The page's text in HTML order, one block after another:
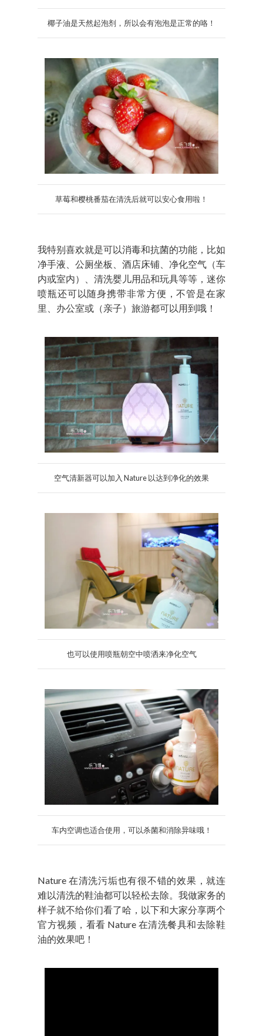
椰子油是天然起泡剂，所以会有泡泡是正常的咯！
草莓和樱桃番茄在清洗后就可以安心食用啦！
我特别喜欢就是可以消毒和抗菌的功能，比如
净手液、公厕坐板、酒店床铺、净化空气（车
内或室内）、清洗婴儿用品和玩具等等，迷你
喷瓶还可以随身携带非常方便，不管是在家
里、办公室或（亲子）旅游都可以用到哦！
空气清新器可以加入 Nature 以达到净化的效果
也可以使用喷瓶朝空中喷洒来净化空气
车内空调也适合使用，可以杀菌和消除异味哦！
Nature 在清洗污垢也有很不错的效果，就连
难以清洗的鞋油都可以轻松去除。我做家务的
样子就不给你们看了哈，以下和大家分享两个
官方视频，看看 Nature 在清洗餐具和去除鞋
油的效果吧！